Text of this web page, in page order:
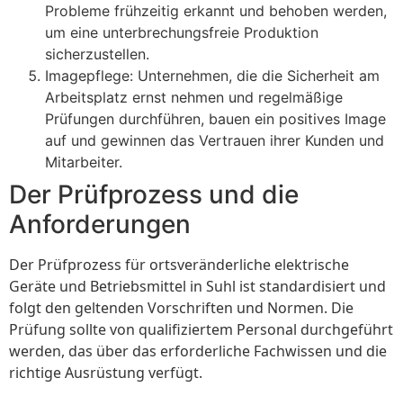
Probleme frühzeitig erkannt und behoben werden,
um eine unterbrechungsfreie Produktion
sicherzustellen.
Imagepflege: Unternehmen, die die Sicherheit am
Arbeitsplatz ernst nehmen und regelmäßige
Prüfungen durchführen, bauen ein positives Image
auf und gewinnen das Vertrauen ihrer Kunden und
Mitarbeiter.
Der Prüfprozess und die
Anforderungen
Der Prüfprozess für ortsveränderliche elektrische
Geräte und Betriebsmittel in Suhl ist standardisiert und
folgt den geltenden Vorschriften und Normen. Die
Prüfung sollte von qualifiziertem Personal durchgeführt
werden, das über das erforderliche Fachwissen und die
richtige Ausrüstung verfügt.